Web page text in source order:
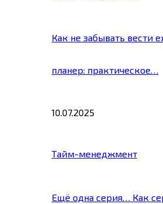
Как не забывать вести
планер: практическое…
10.07.2025
Тайм-менеджмент
Ещё одна серия… Как